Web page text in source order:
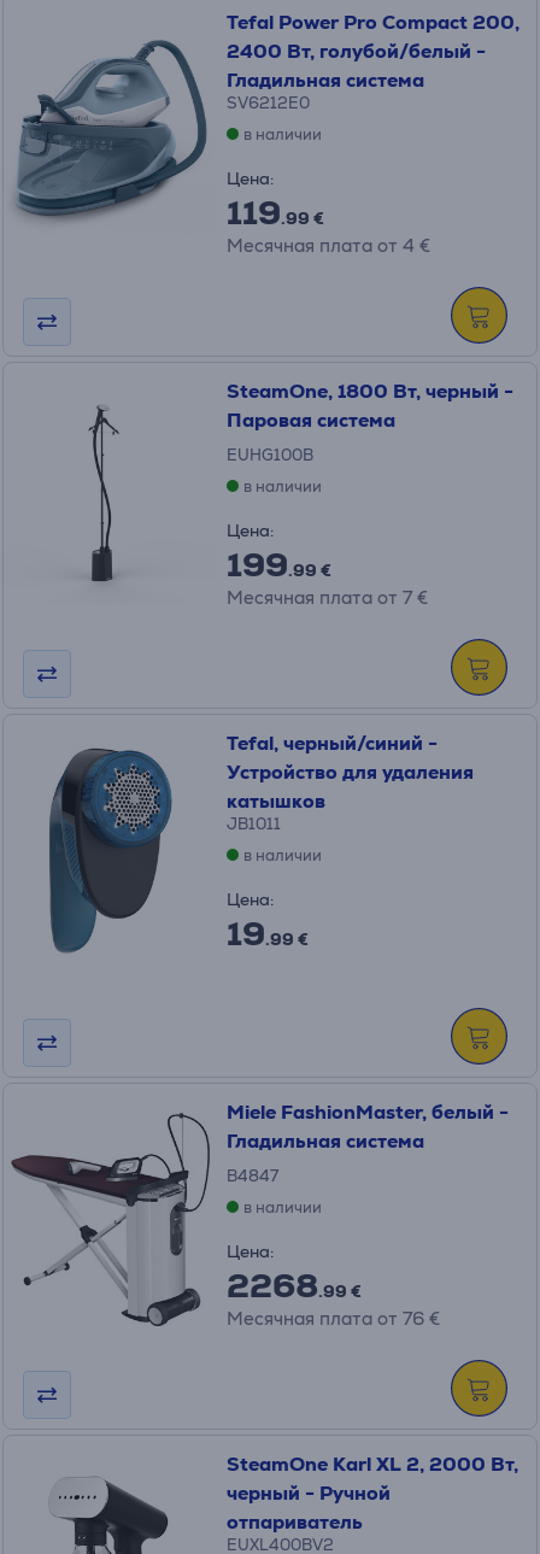
Tefal Power Pro Compact 200,
2400 Вт, голубой/белый -
Гладильная система
SV6212E0
в наличии
Цена:
119.99 €
Месячная плата от 4 €
SteamOne, 1800 Вт, черный -
Паровая система
EUHG100B
в наличии
Цена:
199.99 €
Месячная плата от 7 €
Tefal, черный/синий -
Устройство для удаления
катышков
JB1011
в наличии
Цена:
19.99 €
Miele FashionMaster, белый -
Гладильная система
B4847
в наличии
Цена:
2268.99 €
Месячная плата от 76 €
SteamOne Karl XL 2, 2000 Вт,
черный - Ручной
отпариватель
EUXL400BV2